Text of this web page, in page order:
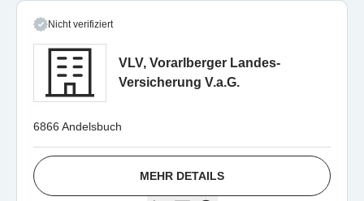
Nicht verifiziert
VLV, Vorarlberger Landes-
Versicherung V.a.G.
6866 Andelsbuch
MEHR DETAILS